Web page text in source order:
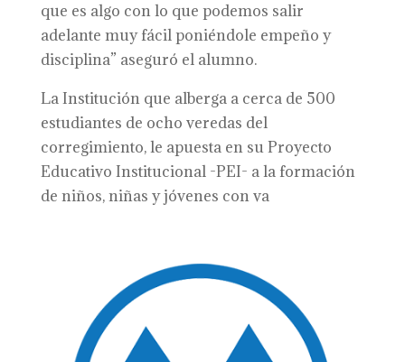
que es algo con lo que podemos salir
adelante muy fácil poniéndole empeño y
disciplina” aseguró el alumno.
La Institución que alberga a cerca de 500
estudiantes de ocho veredas del
corregimiento, le apuesta en su Proyecto
Educativo Institucional -PEI- a la formación
de niños, niñas y jóvenes con va